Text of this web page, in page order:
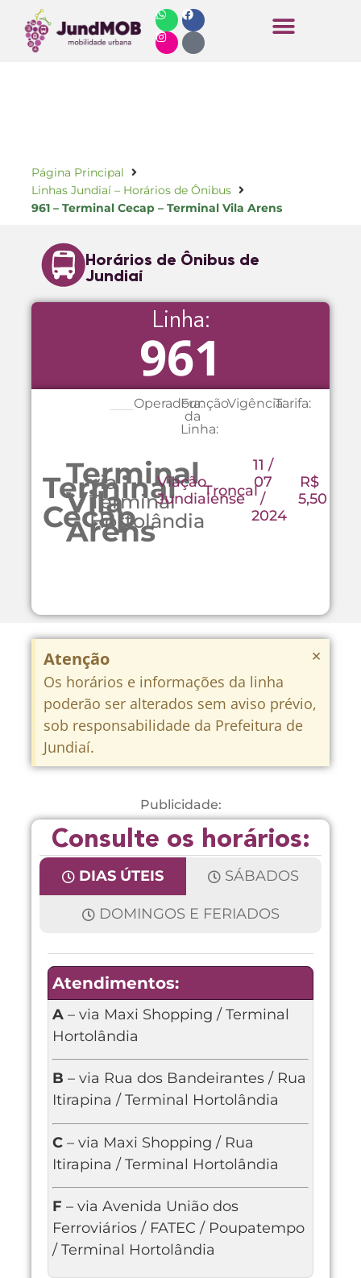
Página Principal
Linhas Jundiaí – Horários de Ônibus
961 – Terminal Cecap – Terminal Vila Arens
Horários de Ônibus de
Jundiaí
Linha:
961
Terminal
Cecap
Terminal
Vila
Arens
via
Terminal
Hortolândia
Operadora:Função
da
Linha:
Vigência:Tarifa:
Viação
Jundiaiense
Troncal
11 /
07
/
2024
R$
5,50
Atenção
Os horários e informações da linha
poderão ser alterados sem aviso prévio,
sob responsabilidade da Prefeitura de
Jundiaí.
×
Publicidade:
Consulte os horários:
DIAS ÚTEIS SÁBADOS
DOMINGOS E FERIADOS
Atendimentos:
A – via Maxi Shopping / Terminal
Hortolândia
B – via Rua dos Bandeirantes / Rua
Itirapina / Terminal Hortolândia
C – via Maxi Shopping / Rua
Itirapina / Terminal Hortolândia
F – via Avenida União dos
Ferroviários / FATEC / Poupatempo
/ Terminal Hortolândia